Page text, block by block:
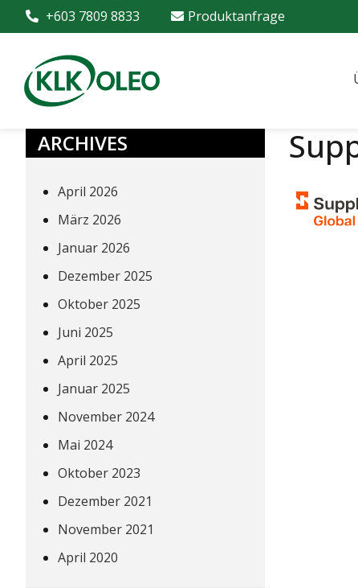
+603 7809 8833 Produktanfrage
ARCHIVES
April 2026
März 2026
Januar 2026
Dezember 2025
Oktober 2025
Juni 2025
April 2025
Januar 2025
November 2024
Mai 2024
Oktober 2023
Dezember 2021
November 2021
April 2020